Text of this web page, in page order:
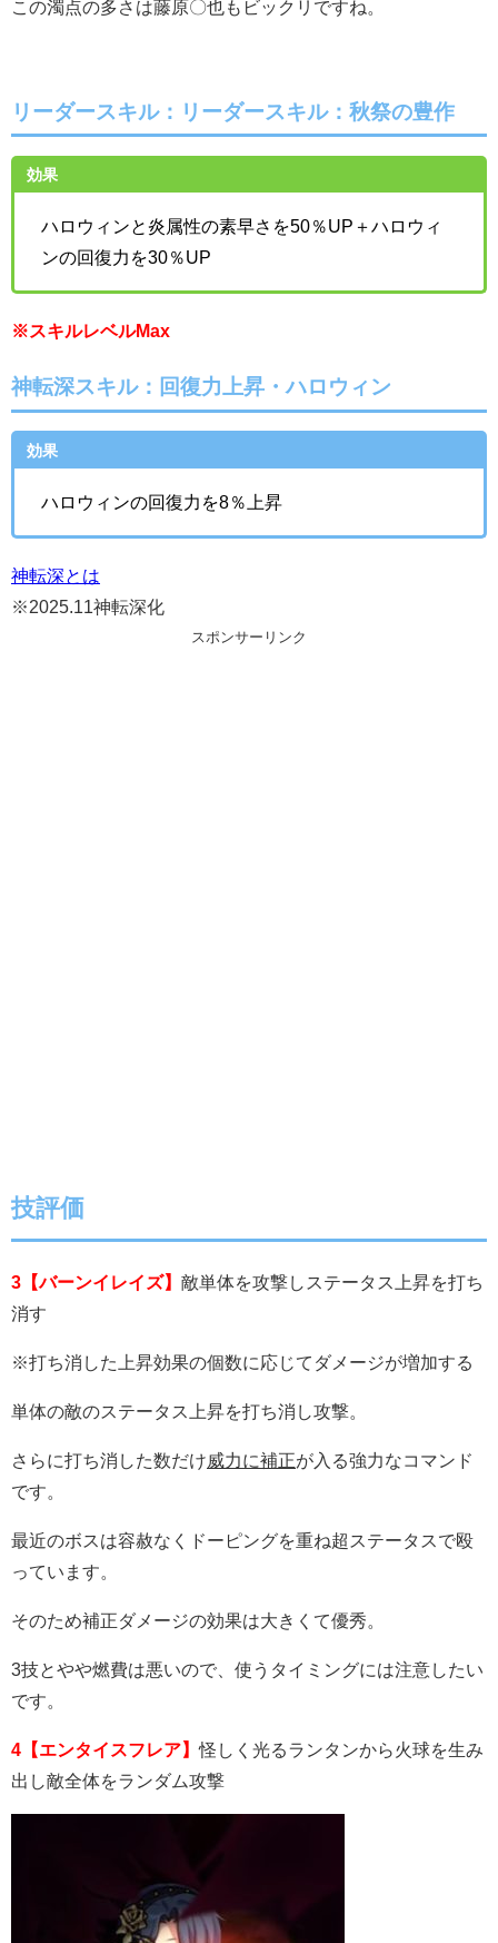
この濁点の多さは藤原〇也もビックリですね。
リーダースキル：リーダースキル：秋祭の豊作
効果
ハロウィンと炎属性の素早さを50％UP＋ハロウィ
ンの回復力を30％UP
※スキルレベルMax
神転深スキル：回復力上昇・ハロウィン
効果
ハロウィンの回復力を8％上昇
神転深とは
※2025.11神転深化
スポンサーリンク
技評価
3【バーンイレイズ】 敵単体を攻撃しステータス上昇を打ち
消す
※打ち消した上昇効果の個数に応じてダメージが増加する
単体の敵のステータス上昇を打ち消し攻撃。
さらに打ち消した数だけ威力に補正が入る強力なコマンド
です。
最近のボスは容赦なくドーピングを重ね超ステータスで殴
っています。
そのため補正ダメージの効果は大きくて優秀。
3技とやや燃費は悪いので、使うタイミングには注意したい
です。
4【エンタイスフレア】怪しく光るランタンから火球を生み
出し敵全体をランダム攻撃